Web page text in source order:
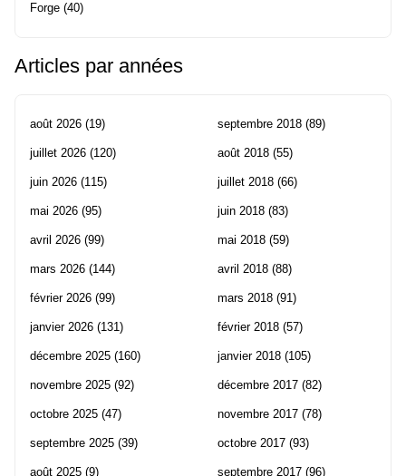
Forge (40)
Articles par années
août 2026 (19)
juillet 2026 (120)
juin 2026 (115)
mai 2026 (95)
avril 2026 (99)
mars 2026 (144)
février 2026 (99)
janvier 2026 (131)
décembre 2025 (160)
novembre 2025 (92)
octobre 2025 (47)
septembre 2025 (39)
août 2025 (9)
septembre 2018 (89)
août 2018 (55)
juillet 2018 (66)
juin 2018 (83)
mai 2018 (59)
avril 2018 (88)
mars 2018 (91)
février 2018 (57)
janvier 2018 (105)
décembre 2017 (82)
novembre 2017 (78)
octobre 2017 (93)
septembre 2017 (96)